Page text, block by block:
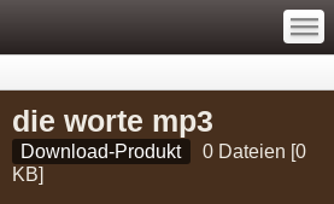
—
—
—
die worte mp3
Download-Produkt
0 Dateien [0
KB]